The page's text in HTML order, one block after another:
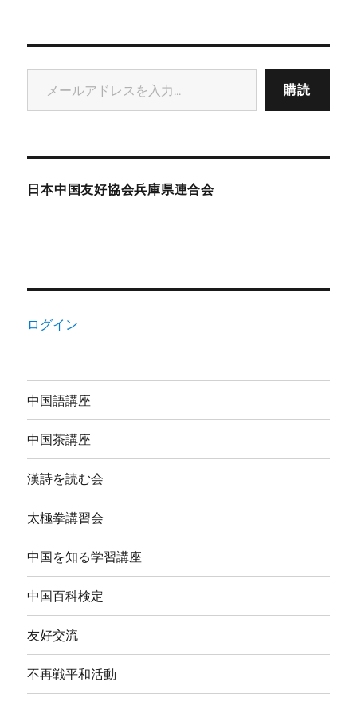
メールアドレスを入力...
購読
日本中国友好協会兵庫県連合会
ログイン
中国語講座
中国茶講座
漢詩を読む会
太極拳講習会
中国を知る学習講座
中国百科検定
友好交流
不再戦平和活動